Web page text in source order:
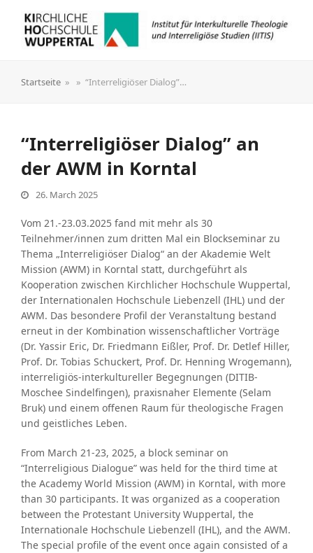
Startseite » » “Interreligiöser Dialog”…
“Interreligiöser Dialog” an
der AWM in Korntal
26. March 2025
Vom 21.-23.03.2025 fand mit mehr als 30
Teilnehmer/innen zum dritten Mal ein Blockseminar zu
Thema „Interreligiöser Dialog“ an der Akademie Welt
Mission (AWM) in Korntal statt, durchgeführt als
Kooperation zwischen Kirchlicher Hochschule Wuppertal,
der Internationalen Hochschule Liebenzell (IHL) und der
AWM. Das besondere Profil der Veranstaltung bestand
erneut in der Kombination wissenschaftlicher Vorträge
(Dr. Yassir Eric, Dr. Friedmann Eißler, Prof. Dr. Detlef Hiller,
Prof. Dr. Tobias Schuckert, Prof. Dr. Henning Wrogemann),
interreligiös-interkultureller Begegnungen (DITIB-
Moschee Sindelfingen), praxisnaher Elemente (Selam
Bruk) und einem offenen Raum für theologische Fragen
und geistliches Leben.
From March 21-23, 2025, a block seminar on
“Interreligious Dialogue” was held for the third time at
the Academy World Mission (AWM) in Korntal, with more
than 30 participants. It was organized as a cooperation
between the Protestant University Wuppertal, the
Internationale Hochschule Liebenzell (IHL), and the AWM.
The special profile of the event once again consisted of a